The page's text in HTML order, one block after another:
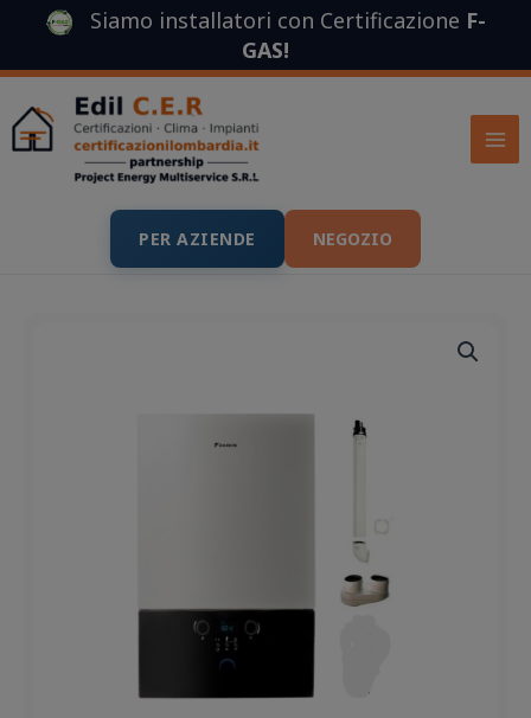
contenuto
Siamo installatori con Certificazione F-
GAS!
PER AZIENDE NEGOZIO